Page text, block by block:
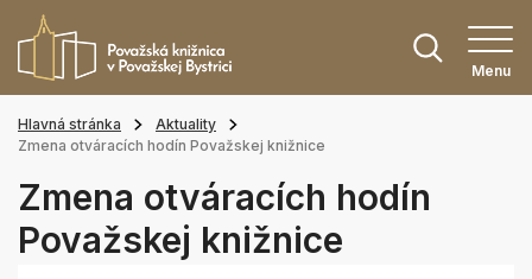
Menu
Hlavná stránka
Aktuality
Zmena otváracích hodín Považskej knižnice
Zmena otváracích hodín
Považskej knižnice